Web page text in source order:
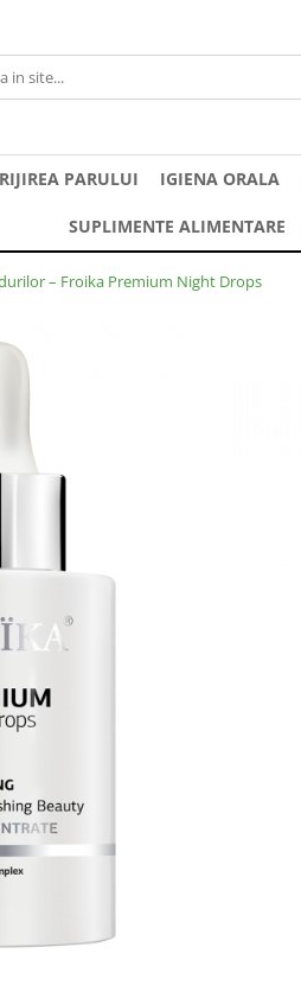
PARULUI IGIENA ORALA
SUPLIMENTE ALIMENTARE
– Froika Premium Night Drops